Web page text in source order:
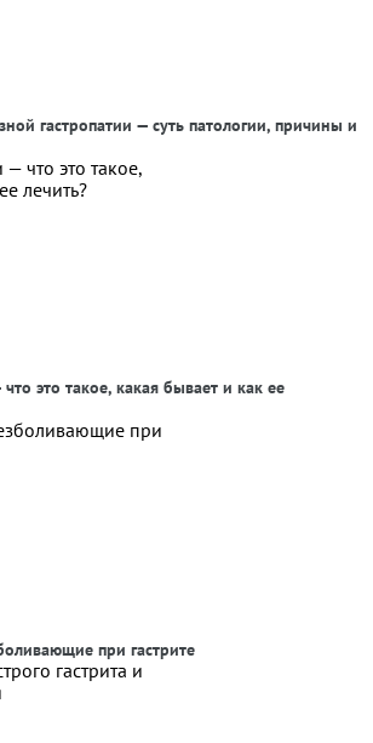
гастропатии — суть патологии, причины и
это такое, какая бывает и как ее
при гастрите